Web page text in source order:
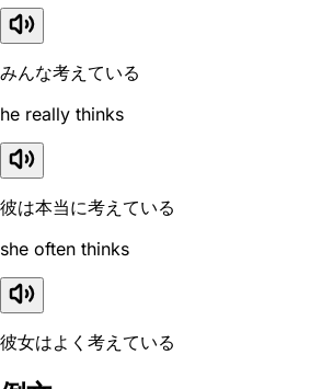
みんな考えている
he really thinks
彼は本当に考えている
she often thinks
彼女はよく考えている